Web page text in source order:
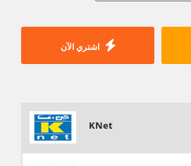
اشتري الآن
KNet